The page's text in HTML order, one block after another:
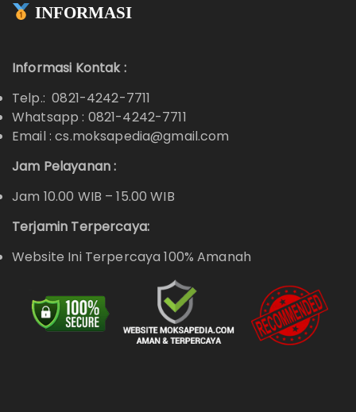
INFORMASI
Informasi Kontak :
Telp.: 0821-4242-7711
Whatsapp : 0821-4242-7711
Email : cs.moksapedia@gmail.com
Jam Pelayanan :
Jam 10.00 WIB – 15.00 WIB
Terjamin Terpercaya:
Website Ini Terpercaya 100% Amanah